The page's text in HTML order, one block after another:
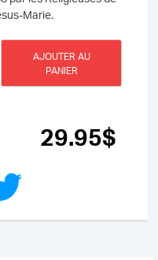
Marie.
AJOUTER AU
PANIER
29.95$